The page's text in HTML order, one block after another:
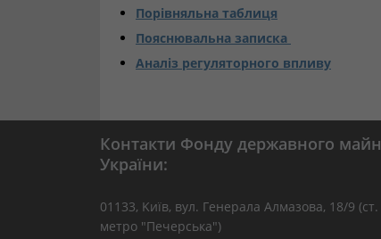
Порівняльна таблиця
Пояснювальна записка
Аналіз регуляторного впливу
Контакти Фонду державного
України:
01133, Kиїв, вул. Генерала Алмазова, 18/9 (ст.
метро "Печерська")